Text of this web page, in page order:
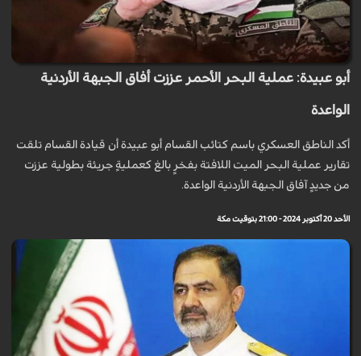
أبو عبيدة: عملية البحر الأحمر عززت أفاق الجبهة الأردنية
الواعدة
أكد الناطق العسكري باسم كتائب القسام أبو عبيدة أن قيادة القسام تلقت
تقارير عملية البحر الميت اللافتة بفخرٍ بالغ كعمليةٍ جريئة بطولية عززت
من جديدٍ آفاق الجبهة الأردنية الواعدة.
الأحد 20 أكتوبر 2024 - 21:00 بتوقيت مكة